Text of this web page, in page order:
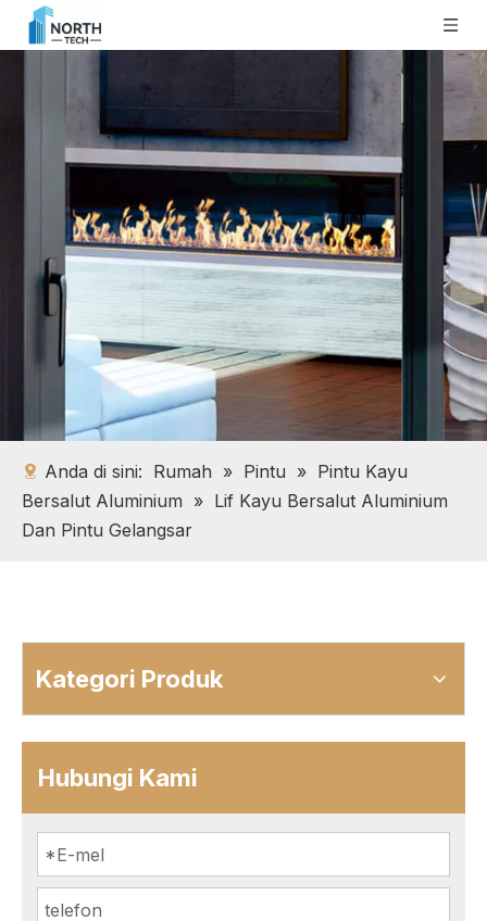
Anda di sini: Rumah » Pintu » Pintu Kayu
Bersalut Aluminium » Lif Kayu Bersalut Aluminium
Dan Pintu Gelangsar
Kategori Produk
Hubungi Kami